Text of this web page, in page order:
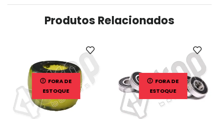
Produtos Relacionados
FORA DE
ESTOQUE
FORA DE
ESTOQUE